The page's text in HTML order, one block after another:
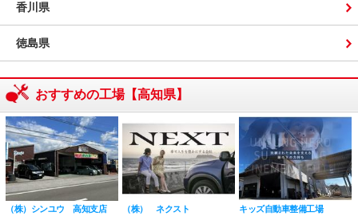
香川県
徳島県
おすすめの工場【高知県】
（株）シンユウ 高知支店 （株） ネクスト キッズ自動車整備工場